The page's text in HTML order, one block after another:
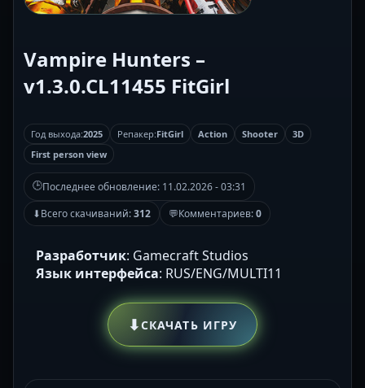
Vampire Hunters –
v1.3.0.CL11455 FitGirl
Год выхода:2025 Репакер:FitGirl Action Shooter
3D
First person view
🕒Последнее обновление: 11.02.2026 - 03:31
⬇Всего скачиваний:312 💬Комментариев:0
Разработчик: Gamecraft Studios
Язык интерфейса: RUS/ENG/MULTI11
⬇СКАЧАТЬ ИГРУ